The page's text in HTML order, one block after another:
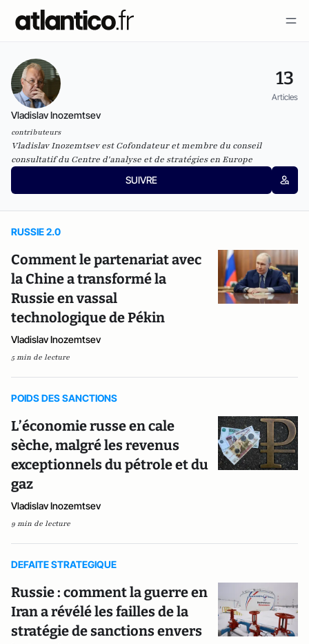
13
Articles
Vladislav Inozemtsev
contributeurs
Vladislav Inozemtsev est Cofondateur et membre du conseil
consultatif du Centre d'analyse et de stratégies en Europe
SUIVRE
RUSSIE 2.0
Comment le partenariat avec
la Chine a transformé la
Russie en vassal
technologique de Pékin
Vladislav Inozemtsev
5 min de lecture
POIDS DES SANCTIONS
L’économie russe en cale
sèche, malgré les revenus
exceptionnels du pétrole et du
gaz
Vladislav Inozemtsev
9 min de lecture
DEFAITE STRATEGIQUE
Russie : comment la guerre en
Iran a révélé les failles de la
stratégie de sanctions envers